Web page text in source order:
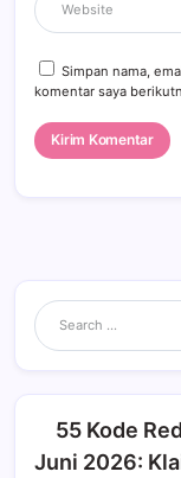
Simpan nama,
komentar saya
55 Kode
Juni 2026: